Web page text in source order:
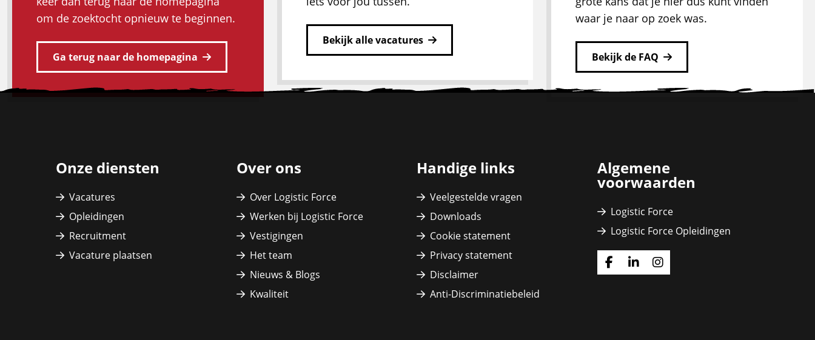
om de zoektocht opnieuw te beginnen.
Ga terug naar de homepagina
Bekijk alle vacatures
waar je naar op zoek was.
Bekijk de FAQ
Onze diensten
Vacatures
Opleidingen
Recruitment
Vacature plaatsen
Over ons
Over Logistic Force
Werken bij Logistic Force
Vestigingen
Het team
Nieuws & Blogs
Kwaliteit
Handige links
Veelgestelde vragen
Downloads
Cookie statement
Privacy statement
Disclaimer
Anti-Discriminatiebeleid
Algemene
voorwaarden
Logistic Force
Logistic Force Opleidingen
Ga
Ga
Ga